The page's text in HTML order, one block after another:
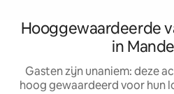
Hooggewaardeerde
in
Gasten zijn unaniem: deze
hoog gewaardeerd voor hun